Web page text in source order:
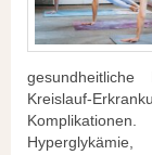
Kreislauf-